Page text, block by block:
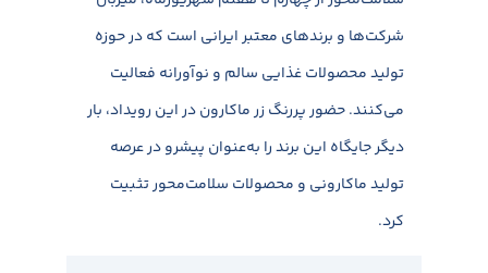
شرکت‌ها و برندهای معتبر ایرانی است که در حوزه
تولید محصولات غذایی سالم و نوآورانه فعالیت
می‌کنند. حضور پررنگ زر ماکارون در این رویداد، بار
دیگر جایگاه این برند را به‌عنوان پیشرو در عرصه
تولید ماکارونی و محصولات سلامت‌محور تثبیت
کرد.